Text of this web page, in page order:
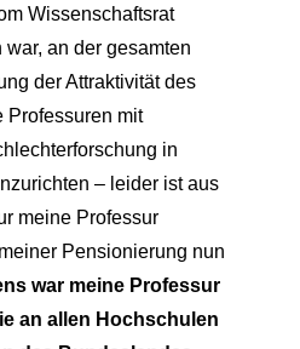
Wissenschaftsrat
an der gesamten
der Attraktivität des
Professuren mit
in
– leider ist aus
meine Professur
Pensionierung nun
war meine Professur
an allen Hochschulen